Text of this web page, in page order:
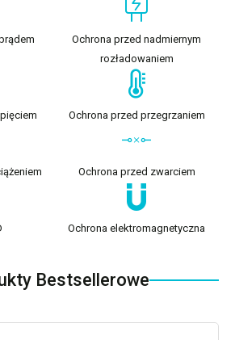
Ochrona przed nadmiernym
rozładowaniem
Ochrona przed przegrzaniem
Ochrona przed zwarciem
Ochrona elektromagnetyczna
Bestsellerowe